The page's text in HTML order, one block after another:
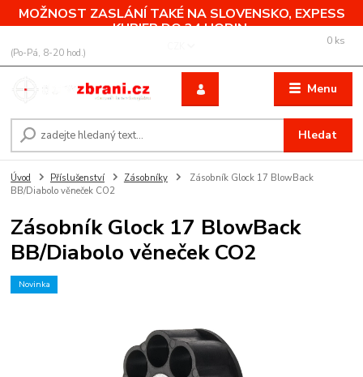
MOŽNOST ZASLÁNÍ TAKÉ NA SLOVENSKO, EXPESS
KURIER DO 24 HODIN.
Menu
Hledat
(Po-Pá, 8-20 hod.)
0 ks
Úvod Příslušenství Zásobníky
Zásobník Glock 17 BlowBack
BB/Diabolo věneček CO2
Zásobník Glock 17 BlowBack
BB/Diabolo věneček CO2
Novinka